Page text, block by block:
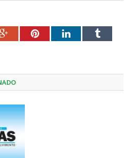
Google+PinterestLinkedInTumblr